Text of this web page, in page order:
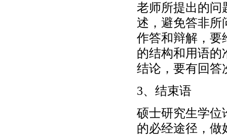
老师所提出的问
述，避免答非所
作答和辩解，要
的结构和用语的
结论，要有回答
3、结束语
硕士研究生学位
的必经途径，做